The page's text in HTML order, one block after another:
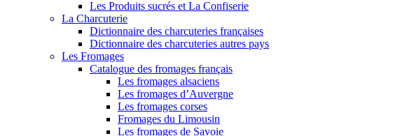
Les Produits sucrés et La Confiserie
La Charcuterie
Dictionnaire des charcuteries françaises
Dictionnaire des charcuteries autres pays
Les Fromages
Catalogue des fromages français
Les fromages alsaciens
Les fromages d’Auvergne
Les fromages corses
Fromages du Limousin
Les fromages de Savoie